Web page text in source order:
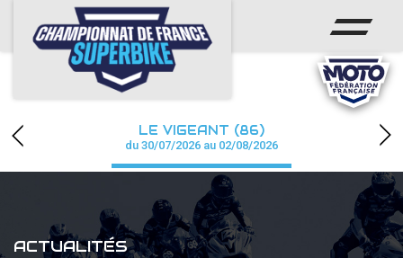
ACCUEIL
CHAMPIONNAT
CALENDRIER
PHOTOS / WEB TV
LE VIGEANT (86)
du 30/07/2026 au 02/08/2026
ACTUALITÉS